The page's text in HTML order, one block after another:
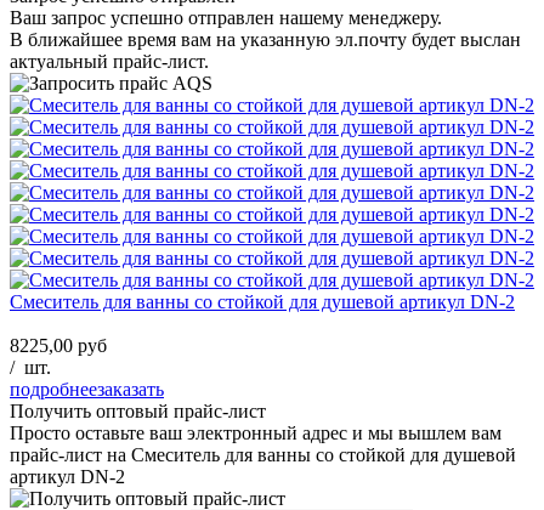
Ваш запрос успешно отправлен нашему менеджеру.
В ближайшее время вам на указанную эл.почту будет выслан
актуальный прайс-лист.
Смеситель для ванны со стойкой для душевой артикул DN-2
8225,00 руб
/ шт.
подробнеезаказать
Получить оптовый прайс-лист
Просто оставьте ваш электронный адрес и мы вышлем вам
прайс-лист на Смеситель для ванны со стойкой для душевой
артикул DN-2